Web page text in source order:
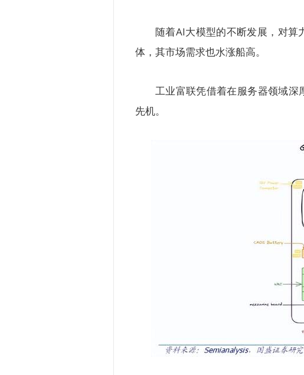
随着AI大模型的不断发展，对
体，其市场需求也水涨船高。
工业富联凭借着在服务器领域
先机。